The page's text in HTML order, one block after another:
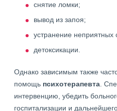
снятие ломки;
вывод из запоя;
устранение неприятных
детоксикации.
Однако зависимым также
помощь психотерапевта .
интервенцию, убедить
госпитализации и